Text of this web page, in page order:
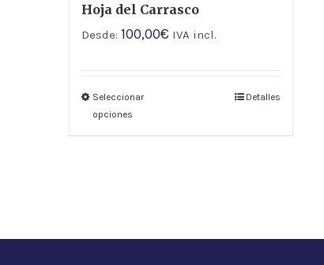
Hoja del Carrasco
Desde: 100,00€ IVA incl.
Seleccionar
opciones
Detalles